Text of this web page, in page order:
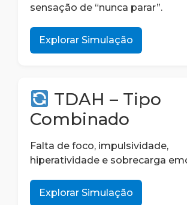
sensação de “nunca parar”.
Explorar Simulação
TDAH – Tipo
Combinado
Falta de foco, impulsividade,
hiperatividade e sobrecarga
Explorar Simulação